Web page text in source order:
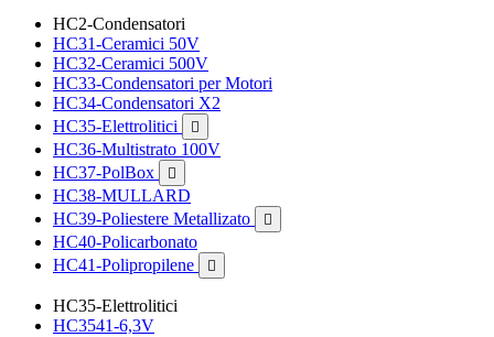
HC2-Condensatori
HC31-Ceramici 50V
HC32-Ceramici 500V
HC33-Condensatori per Motori
HC34-Condensatori X2
HC35-Elettrolitici

HC36-Multistrato 100V
HC37-PolBox

HC38-MULLARD
HC39-Poliestere Metallizato

HC40-Policarbonato
HC41-Polipropilene

HC35-Elettrolitici
HC3541-6,3V